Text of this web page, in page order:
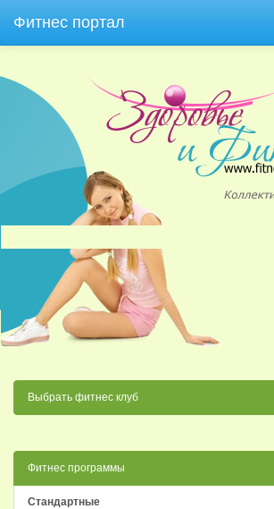
Фитнес портал
Выбрать фитнес клуб
Фитнес программы
Стандартные